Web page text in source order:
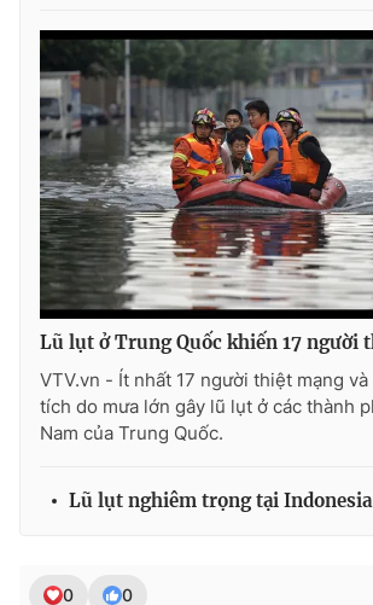
Emagazine Podcast
Photo
Video Shorts
VTV Money VTV Thể
VTV Sức khoẻ Bất động
Thị trường 24h Tấm lòng
Liên hệ tòa soạn
Lũ lụt ở Trung Quốc khiến 17 người
VTV.vn - Ít nhất 17 người thiệt mạng
tích do mưa lớn gây lũ lụt ở các thành
Nam của Trung Quốc.
Lũ lụt nghiêm trọng tại Indonesia
0 0